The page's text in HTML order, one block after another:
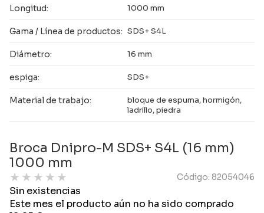
Longitud: 1000 mm
Gama / Línea de productos: SDS+ S4L
Diámetro: 16 mm
espiga: SDS+
Material de trabajo:
bloque de espuma, hormigón,
ladrillo, piedra
Broca Dnipro-M SDS+ S4L (16 mm)
1000 mm
★ ★ ★ ★ ★ Código: 82054046
Sin existencias
Este mes el producto aún no ha sido comprado